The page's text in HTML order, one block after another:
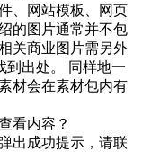
、网站模板、网页
的图片通常并不包
关商业图片需另外
到出处。 同样地一
材会在素材包内有
看内容？
出成功提示，请联